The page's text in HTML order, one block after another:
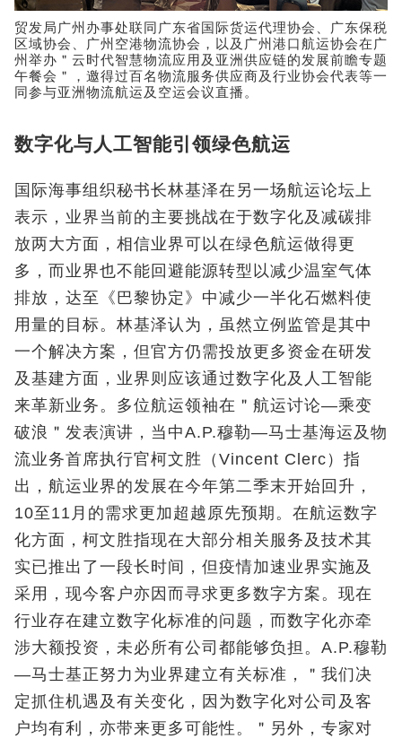
贸发局广州办事处联同广东省国际货运代理协会、广东保税
区域协会、广州空港物流协会，以及广州港口航运协会在广
州举办＂云时代智慧物流应用及亚洲供应链的发展前瞻专题
午餐会＂，邀得过百名物流服务供应商及行业协会代表等一
同参与亚洲物流航运及空运会议直播。
数字化与人工智能引领绿色航运
国际海事组织秘书长林基泽在另一场航运论坛上
表示，业界当前的主要挑战在于数字化及减碳排
放两大方面，相信业界可以在绿色航运做得更
多，而业界也不能回避能源转型以减少温室气体
排放，达至《巴黎协定》中减少一半化石燃料使
用量的目标。林基泽认为，虽然立例监管是其中
一个解决方案，但官方仍需投放更多资金在研发
及基建方面，业界则应该通过数字化及人工智能
来革新业务。多位航运领袖在＂航运讨论—乘变
破浪＂发表演讲，当中A.P.穆勒—马士基海运及物
流业务首席执行官柯文胜（Vincent Clerc）指
出，航运业界的发展在今年第二季末开始回升，
10至11月的需求更加超越原先预期。在航运数字
化方面，柯文胜指现在大部分相关服务及技术其
实已推出了一段长时间，但疫情加速业界实施及
采用，现今客户亦因而寻求更多数字方案。现在
行业存在建立数字化标准的问题，而数字化亦牵
涉大额投资，未必所有公司都能够负担。A.P.穆勒
—马士基正努力为业界建立有关标准，＂我们决
定抓住机遇及有关变化，因为数字化对公司及客
户均有利，亦带来更多可能性。＂另外，专家对